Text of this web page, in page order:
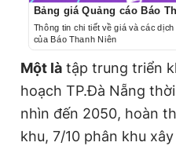
Bảng giá Quảng cáo Báo
Thông tin chi tiết về giá và các
của Báo Thanh Niên
Một là tập trung triển
hoạch TP.Đà Nẵng
nhìn đến 2050, hoàn
khu, 7/10 phân khu